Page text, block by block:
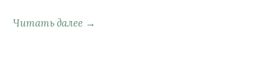
Читать далее →